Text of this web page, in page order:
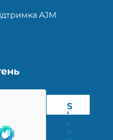
AJM
S
'